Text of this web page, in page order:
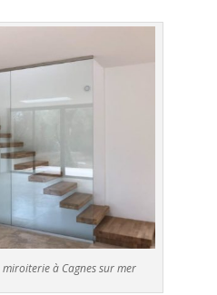
à Cagnes sur mer